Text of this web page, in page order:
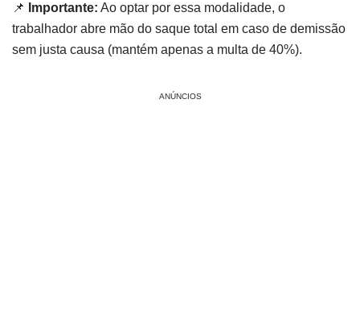
📌 Importante: Ao optar por essa modalidade, o
trabalhador abre mão do saque total em caso de demissão
sem justa causa (mantém apenas a multa de 40%).
ANÚNCIOS